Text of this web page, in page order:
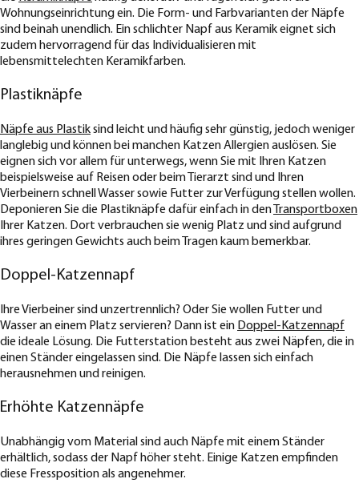
Wohnungseinrichtung ein. Die Form- und Farbvarianten der Näpfe
sind beinah unendlich. Ein schlichter Napf aus Keramik eignet sich
zudem hervorragend für das Individualisieren mit
lebensmittelechten Keramikfarben.
Plastiknäpfe
Näpfe aus Plastiksind leicht und häufig sehr günstig, jedoch weniger
langlebig und können bei manchen Katzen Allergien auslösen. Sie
eignen sich vor allem für unterwegs, wenn Sie mit Ihren Katzen
beispielsweise auf Reisen oder beim Tierarzt sind und Ihren
Vierbeinern schnell Wasser sowie Futter zur Verfügung stellen wollen.
Deponieren Sie die Plastiknäpfe dafür einfach in den Transportboxen
Ihrer Katzen. Dort verbrauchen sie wenig Platz und sind aufgrund
ihres geringen Gewichts auch beim Tragen kaum bemerkbar.
Doppel-Katzennapf
Ihre Vierbeiner sind unzertrennlich? Oder Sie wollen Futter und
Wasser an einem Platz servieren? Dann ist ein Doppel-Katzennapf
die ideale Lösung. Die Futterstation besteht aus zwei Näpfen, die in
einen Ständer eingelassen sind. Die Näpfe lassen sich einfach
herausnehmen und reinigen.
Erhöhte Katzennäpfe
Unabhängig vom Material sind auch Näpfe mit einem Ständer
erhältlich, sodass der Napf höher steht. Einige Katzen empfinden
diese Fressposition als angenehmer.